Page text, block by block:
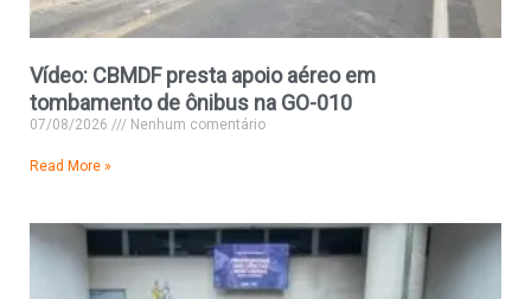
Vídeo: CBMDF presta apoio aéreo em
tombamento de ônibus na GO-010
07/08/2026 Nenhum comentário
Read More »